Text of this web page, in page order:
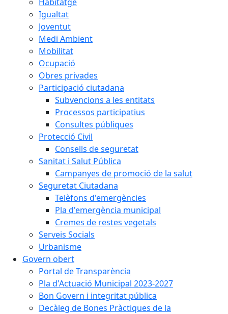
Igualtat
Joventut
Medi Ambient
Mobilitat
Ocupació
Obres privades
Participació ciutadana
Subvencions a les entitats
Processos participatius
Consultes públiques
Protecció Civil
Consells de seguretat
Sanitat i Salut Pública
Campanyes de promoció de la salut
Seguretat Ciutadana
Telèfons d'emergències
Pla d'emergència municipal
Cremes de restes vegetals
Serveis Socials
Urbanisme
Govern obert
Portal de Transparència
Pla d'Actuació Municipal 2023-2027
Bon Govern i integritat pública
Decàleg de Bones Pràctiques de la